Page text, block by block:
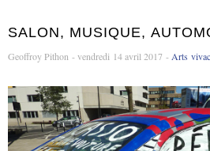
SALON, MUSIQUE,
Geoffroy Pithon - vendredi 14 avril 2017 - Arts